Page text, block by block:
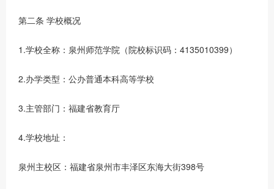
第二条 学校概况
1.学校全称：泉州师范学院（院校标识码：4135010399）
2.办学类型：公办普通本科高等学校
3.主管部门：福建省教育厅
4.学校地址：
泉州主校区：福建省泉州市丰泽区东海大街398号